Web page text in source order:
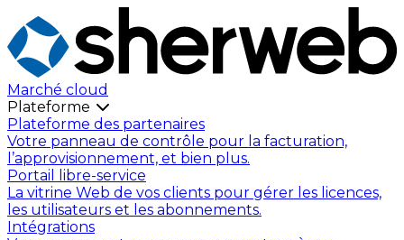
Marché cloud
Plateforme
Plateforme des partenaires
Votre panneau de contrôle pour la facturation,
l’approvisionnement, et bien plus.
Portail libre-service
La vitrine Web de vos clients pour gérer les licences,
les utilisateurs et les abonnements.
Intégrations